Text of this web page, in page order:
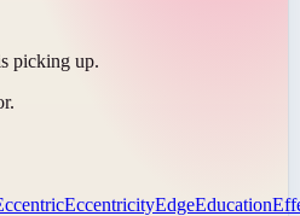
picking up.
EccentricityEdgeEducation